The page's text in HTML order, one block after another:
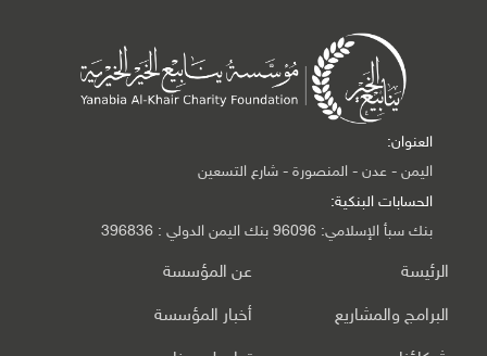
العنوان:
اليمن - عدن - المنصورة - شارع التسعين
الحسابات البنكية:
بنك سبأ الإسلامي: 96096 بنك اليمن الدولي : 396836
الرئيسة عن المؤسسة
البرامج والمشاريع أخبار المؤسسة